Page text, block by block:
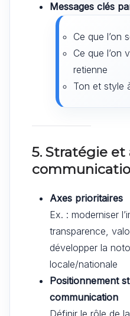
Messages clés
Ce que l’on
Ce que l’on
retienne
Ton et style
5. Stratégie et
Axes prioritaires
Ex. : moderniser
transparence,
développer la
locale/nationale
Positionnement
communication
Définir le rôle de